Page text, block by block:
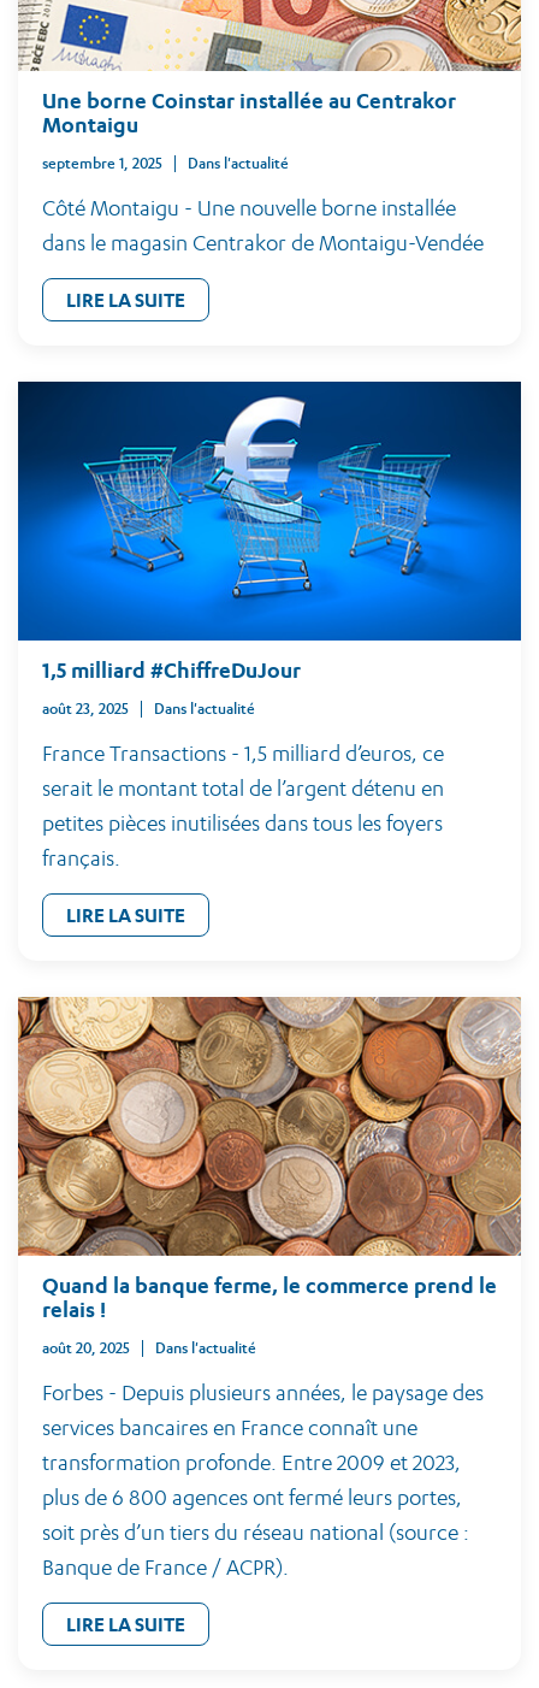
Une borne Coinstar installée au Centrakor
Montaigu
septembre 1, 2025 Dans l'actualité
Côté Montaigu - Une nouvelle borne installée
dans le magasin Centrakor de Montaigu-Vendée
LIRE LA SUITE
1,5 milliard #ChiffreDuJour
août 23, 2025 Dans l'actualité
France Transactions - 1,5 milliard d’euros, ce
serait le montant total de l’argent détenu en
petites pièces inutilisées dans tous les foyers
français.
LIRE LA SUITE
Quand la banque ferme, le commerce prend le
relais !
août 20, 2025 Dans l'actualité
Forbes - Depuis plusieurs années, le paysage des
services bancaires en France connaît une
transformation profonde. Entre 2009 et 2023,
plus de 6 800 agences ont fermé leurs portes,
soit près d’un tiers du réseau national (source :
Banque de France / ACPR).
LIRE LA SUITE